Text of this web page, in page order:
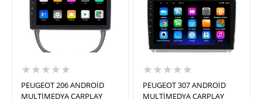
★★★★★
PEUGEOT 206 ANDROİD
MULTİMEDYA CARPLAY
★★★★★
PEUGEOT 307 ANDROİD
MULTİMEDYA CARPLAY